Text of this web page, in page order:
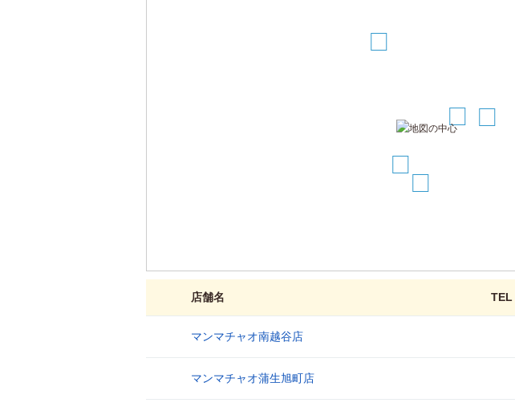
店舗名 TEL
マンマチャオ南越谷店
マンマチャオ蒲生旭町店